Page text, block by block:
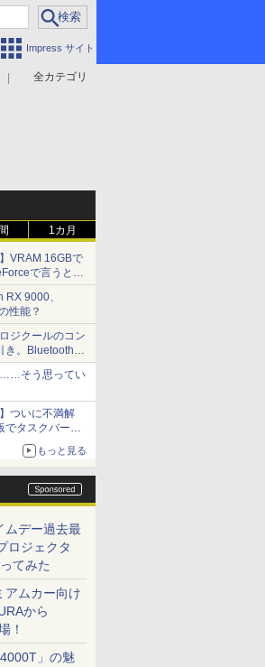
Impress サイト
全カテゴリ
1カ月
VRAM 16GBで
で言うとど
9000、
性能？
ジクールのコン
。Bluetoothで3
……そう思ってい
ついに不満解
でタスクバーの
もっと見る
ムデー過去最
ロジェクタ
てみた
アムカー向け
から
！
」の魅